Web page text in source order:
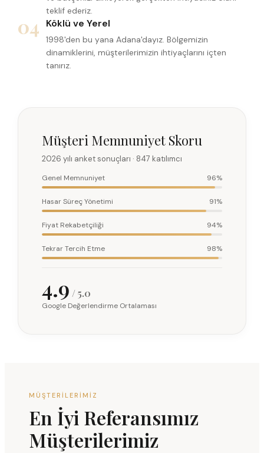
teklif ederiz.
04 Köklü ve Yerel
1998'den bu yana Adana'dayız. Bölgemizin
dinamiklerini, müşterilerimizin ihtiyaçlarını içten
tanırız.
Müşteri Memnuniyet Skoru
2026 yılı anket sonuçları · 847 katılımcı
Genel Memnuniyet 96%
Hasar Süreç Yönetimi 91%
Fiyat Rekabetçiliği 94%
Tekrar Tercih Etme 98%
4.9 / 5.0
Google Değerlendirme Ortalaması
MÜŞTERILERIMIZ
En İyi Referansımız
Müşterilerimiz